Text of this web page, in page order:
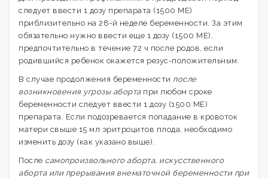
следует ввести 1 дозу препарата (1500 МЕ)
приблизительно на 28-й неделе беременности. За этим
обязательно нужно ввести еще 1 дозу (1500 МЕ),
предпочтительно в течение 72 ч после родов, если
родившийся ребенок окажется резус-положительным.
В случае продолжения беременности после
возникновения угрозы абортапри любом сроке
беременности следует ввести 1 дозу (1500 МЕ)
препарата. Если подозревается попадание в кровоток
матери свыше 15 мл эритроцитов плода, необходимо
изменить дозу (как указано выше).
После самопроизвольного аборта, искусственного
аборта или прерывания внематочной беременности при